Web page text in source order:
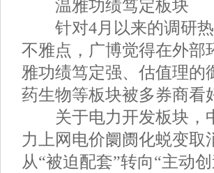
温雅功绩笃定板块
针对4月以来的调研热
不雅点，广博觉得在外部
雅功绩笃定强、估值理的
药生物等板块被多券商看
关于电力开发板块，
力上网电价阛阓化蜕变
从“被迫配套”转向“主动